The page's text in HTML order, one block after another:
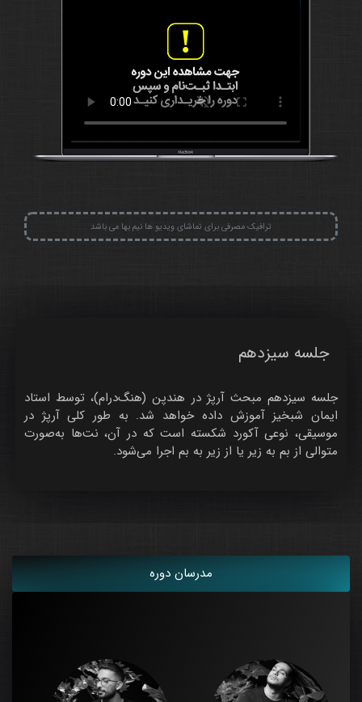
ترافیک مصرفی برای تماشای ویدیو ها نیم بها می باشد
جلسه سیزدهم
جلسه سیزدهم مبحث آرپژ در هندپن (هنگ‌درام)، توسط استاد
ایمان شبخیز آموزش داده خواهد شد. به طور کلی آرپژ در
موسیقی، نوعی آکورد شکسته است که در آن، نت‌ها به‌صورت
متوالی از بم به زیر یا از زیر به بم اجرا می‌شود.
مدرسان دوره